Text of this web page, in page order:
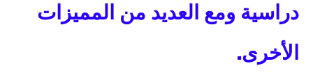
دراسية ومع العديد من المميزات
الأخرى.​